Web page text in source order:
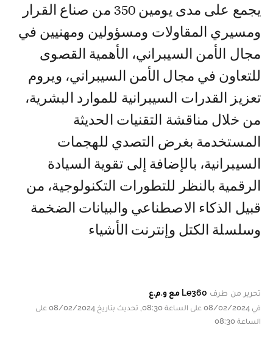
يجمع على مدى يومين 350 من صناع القرار
ومسيري المقاولات ومسؤولين ومهنيين في
مجال الأمن السيبراني، الأهمية القصوى
للتعاون في مجال الأمن السيبراني، ويروم
تعزيز القدرات السيبرانية للموارد البشرية،
من خلال مناقشة التقنيات الحديثة
المستخدمة بغرض التصدي للهجمات
السيبرانية، بالإضافة إلى تقوية السيادة
الرقمية بالنظر للتطورات التكنولوجية، من
قبيل الذكاء الاصطناعي والبيانات الضخمة
وسلسلة الكتل وإنترنت الأشياء
تحرير من طرف Le360 مع و.م.ع
في 08/02/2024 على الساعة 08:30, تحديث بتاريخ 08/02/2024 على
الساعة 08:30